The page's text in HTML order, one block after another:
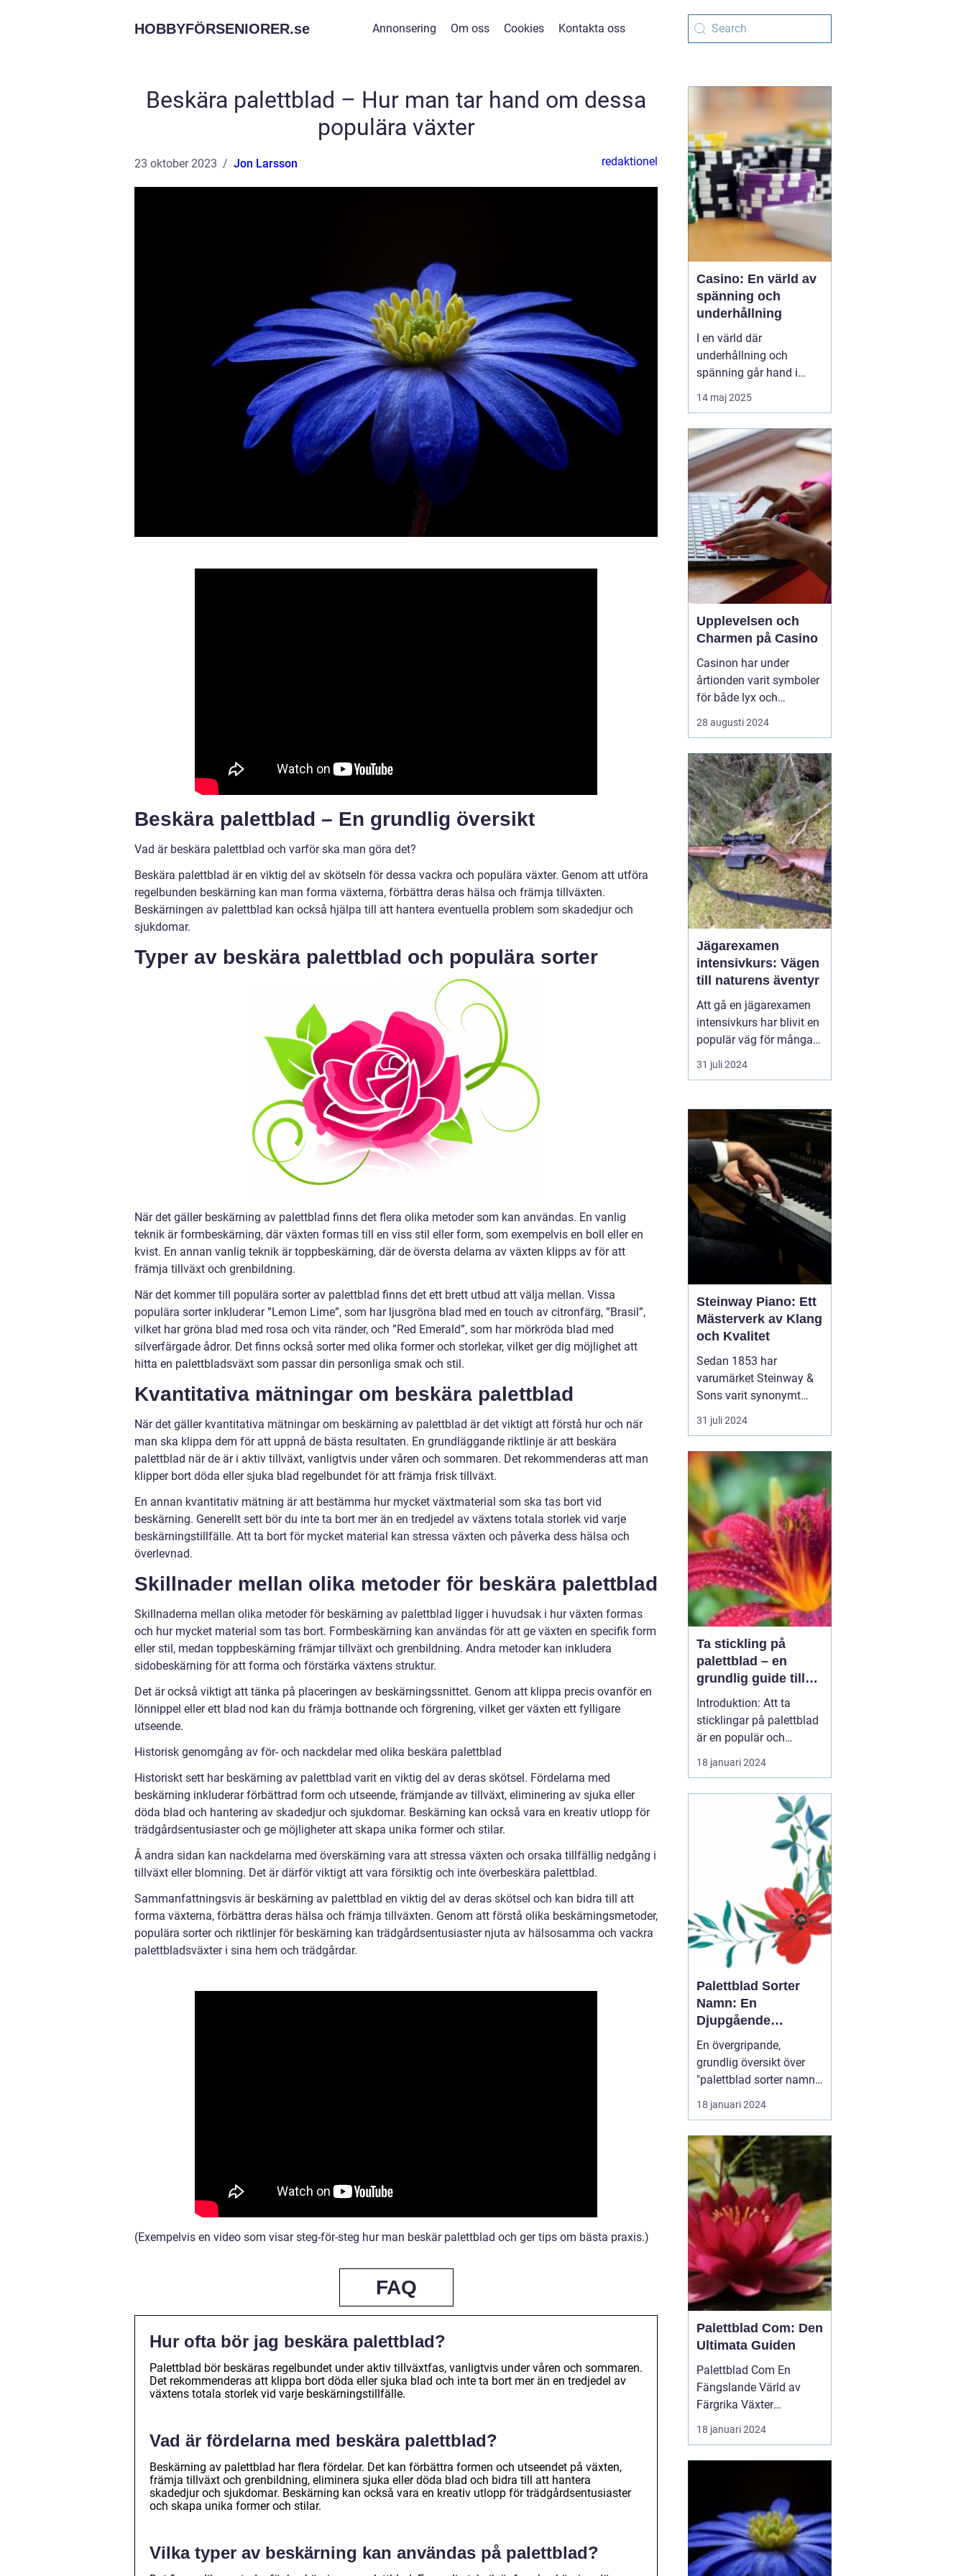
HOBBYFÖRSENIORER.se Annonsering Om oss Cookies Kontakta oss
Beskära palettblad – Hur man tar hand om dessa
populära växter
23 oktober 2023 Jon Larsson redaktionel
Beskära palettblad – En grundlig översikt
Vad är beskära palettblad och varför ska man göra det?
Beskära palettblad är en viktig del av skötseln för dessa vackra och populära växter. Genom att utföra
regelbunden beskärning kan man forma växterna, förbättra deras hälsa och främja tillväxten.
Beskärningen av palettblad kan också hjälpa till att hantera eventuella problem som skadedjur och
sjukdomar.
Typer av beskära palettblad och populära sorter
När det gäller beskärning av palettblad finns det flera olika metoder som kan användas. En vanlig
teknik är formbeskärning, där växten formas till en viss stil eller form, som exempelvis en boll eller en
kvist. En annan vanlig teknik är toppbeskärning, där de översta delarna av växten klipps av för att
främja tillväxt och grenbildning.
När det kommer till populära sorter av palettblad finns det ett brett utbud att välja mellan. Vissa
populära sorter inkluderar ”Lemon Lime”, som har ljusgröna blad med en touch av citronfärg, ”Brasil”,
vilket har gröna blad med rosa och vita ränder, och ”Red Emerald”, som har mörkröda blad med
silverfärgade ådror. Det finns också sorter med olika former och storlekar, vilket ger dig möjlighet att
hitta en palettbladsväxt som passar din personliga smak och stil.
Kvantitativa mätningar om beskära palettblad
När det gäller kvantitativa mätningar om beskärning av palettblad är det viktigt att förstå hur och när
man ska klippa dem för att uppnå de bästa resultaten. En grundläggande riktlinje är att beskära
palettblad när de är i aktiv tillväxt, vanligtvis under våren och sommaren. Det rekommenderas att man
klipper bort döda eller sjuka blad regelbundet för att främja frisk tillväxt.
En annan kvantitativ mätning är att bestämma hur mycket växtmaterial som ska tas bort vid
beskärning. Generellt sett bör du inte ta bort mer än en tredjedel av växtens totala storlek vid varje
beskärningstillfälle. Att ta bort för mycket material kan stressa växten och påverka dess hälsa och
överlevnad.
Skillnader mellan olika metoder för beskära palettblad
Skillnaderna mellan olika metoder för beskärning av palettblad ligger i huvudsak i hur växten formas
och hur mycket material som tas bort. Formbeskärning kan användas för att ge växten en specifik form
eller stil, medan toppbeskärning främjar tillväxt och grenbildning. Andra metoder kan inkludera
sidobeskärning för att forma och förstärka växtens struktur.
Det är också viktigt att tänka på placeringen av beskärningssnittet. Genom att klippa precis ovanför en
lönnippel eller ett blad nod kan du främja bottnande och förgrening, vilket ger växten ett fylligare
utseende.
Historisk genomgång av för- och nackdelar med olika beskära palettblad
Historiskt sett har beskärning av palettblad varit en viktig del av deras skötsel. Fördelarna med
beskärning inkluderar förbättrad form och utseende, främjande av tillväxt, eliminering av sjuka eller
döda blad och hantering av skadedjur och sjukdomar. Beskärning kan också vara en kreativ utlopp för
trädgårdsentusiaster och ge möjligheter att skapa unika former och stilar.
Å andra sidan kan nackdelarna med överskärning vara att stressa växten och orsaka tillfällig nedgång i
tillväxt eller blomning. Det är därför viktigt att vara försiktig och inte överbeskära palettblad.
Sammanfattningsvis är beskärning av palettblad en viktig del av deras skötsel och kan bidra till att
forma växterna, förbättra deras hälsa och främja tillväxten. Genom att förstå olika beskärningsmetoder,
populära sorter och riktlinjer för beskärning kan trädgårdsentusiaster njuta av hälsosamma och vackra
palettbladsväxter i sina hem och trädgårdar.
(Exempelvis en video som visar steg-för-steg hur man beskär palettblad och ger tips om bästa praxis.)
FAQ
Hur ofta bör jag beskära palettblad?
Palettblad bör beskäras regelbundet under aktiv tillväxtfas, vanligtvis under våren och sommaren.
Det rekommenderas att klippa bort döda eller sjuka blad och inte ta bort mer än en tredjedel av
växtens totala storlek vid varje beskärningstillfälle.
Vad är fördelarna med beskära palettblad?
Beskärning av palettblad har flera fördelar. Det kan förbättra formen och utseendet på växten,
främja tillväxt och grenbildning, eliminera sjuka eller döda blad och bidra till att hantera
skadedjur och sjukdomar. Beskärning kan också vara en kreativ utlopp för trädgårdsentusiaster
och skapa unika former och stilar.
Vilka typer av beskärning kan användas på palettblad?
Casino: En värld av
spänning och
underhållning
I en värld där
underhållning och
spänning går hand i
hand, står casinon som
en av de mest ikoniska
av tidsfördriv. Casinon
erbjuder en unik mix av
lyx, adrenalin och
möjligheter att vin...
14 maj 2025
Upplevelsen och
Charmen på Casino
Casinon har under
årtionden varit symboler
för både lyx och
spänning. En plats där
tur och skicklighet går
varje besökare kan
drömma om att vinna
stort. Med glamour, flärd
och ...
28 augusti 2024
Jägarexamen
intensivkurs: Vägen
till naturens äventyr
Att gå en jägarexamen
intensivkurs har blivit en
populär väg för många
naturintresserade att
komma närmare
ansvarsfull jakt. En väl
utformad kurs ger den
blivande jägaren de...
31 juli 2024
Steinway Piano: Ett
Mästerverk av Klang
och Kvalitet
Sedan 1853 har
varumärket Steinway &
Sons varit synonymt
med innovation,
excellens och
när det kommer till
pianon. Genom att
blanda skickligt hantverk
med avancerad
teknologi har Steinway
pianon vunnit &ou...
31 juli 2024
Ta stickling på
palettblad – en
grundlig guide till
framgångsrik
förökning
Introduktion: Att ta
sticklingar på palettblad
är en populär och
spännande metod för att
föröka och sprida denna
artikel kommer vi att gå
in i detaljer om hur du
kan ta sticklingar på
palettblad, vilka olika
18 januari 2024
Palettblad Sorter
Namn: En
Djupgående
Översikt
En övergripande,
grundlig översikt över
"palettblad sorter namn"
Palettblad eller Coleus är
en populär växt som
färg och livlighet i
trädgårdar och
inomhusmiljöer. Dess
iögonfallande blad
kommer i olika färger,
former och ...
18 januari 2024
Palettblad Com: Den
Ultimata Guiden
Palettblad Com En
Fängslande Värld av
Färgrika Växter
Palettblad Com är en
populär webbplats bland
18 januari 2024